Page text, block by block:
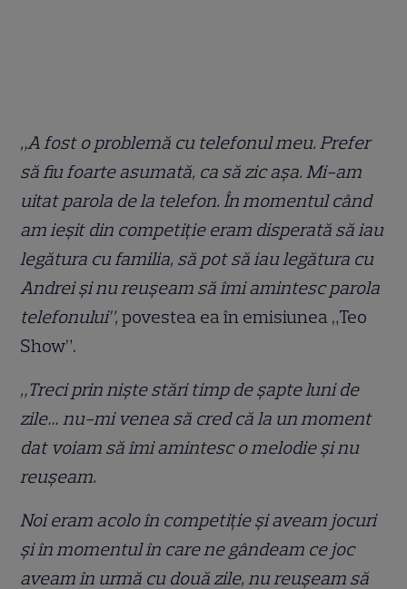
„A fost o problemă cu telefonul meu. Prefer
să fiu foarte asumată, ca să zic așa. Mi-am
uitat parola de la telefon. În momentul când
am ieșit din competiție eram disperată să iau
legătura cu familia, să pot să iau legătura cu
Andrei și nu reușeam să îmi amintesc parola
telefonului”, povestea ea în emisiunea „Teo
Show”.
„Treci prin niște stări timp de șapte luni de
zile… nu-mi venea să cred că la un moment
dat voiam să îmi amintesc o melodie și nu
reușeam.
Noi eram acolo în competiție și aveam jocuri
și în momentul în care ne gândeam ce joc
aveam în urmă cu două zile, nu reușeam să